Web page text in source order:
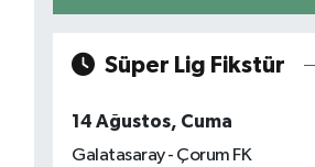
Süper Lig Fikstür
14 Ağustos, Cuma
Galatasaray - Çorum FK